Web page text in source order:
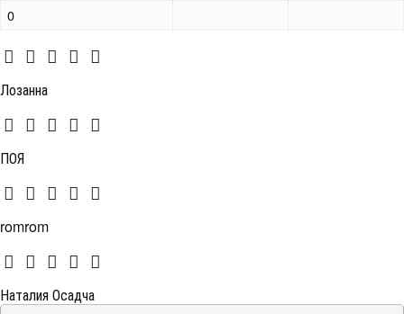
0
Лозанна
ПОЯ
romrom
Наталия Осадча